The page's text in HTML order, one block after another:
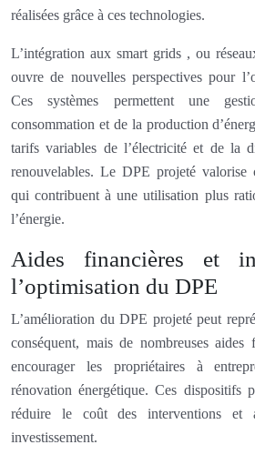
réalisées grâce à ces technologies.
L’intégration aux smart grids , ou
ouvre de nouvelles perspectives pour
Ces systèmes permettent une
consommation et de la production
tarifs variables de l’électricité et de la
renouvelables. Le DPE projeté valorise
qui contribuent à une utilisation plus
l’énergie.
Aides financières et
l’optimisation du DPE
L’amélioration du DPE projeté peut
conséquent, mais de nombreuses aides
encourager les propriétaires à
rénovation énergétique. Ces dispositifs
réduire le coût des interventions et
investissement.